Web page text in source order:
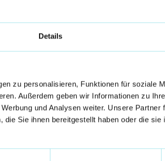
Details
zu personalisieren, Funktionen für soziale
Außerdem geben wir Informationen zu
und Analysen weiter. Unsere Partner
Sie ihnen bereitgestellt haben oder die sie